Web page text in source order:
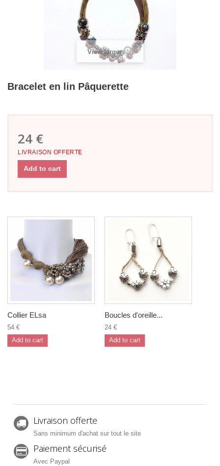
View larger
Bracelet en lin Pâquerette
24 €
LIVRAISON OFFERTE
Add to cart
Collier ELsa
54 €
Add to cart
Boucles d'oreille...
24 €
Add to cart
Livraison offerte
Sans minimum d'achat sur tout le site
Paiement sécurisé
Avec Paypal